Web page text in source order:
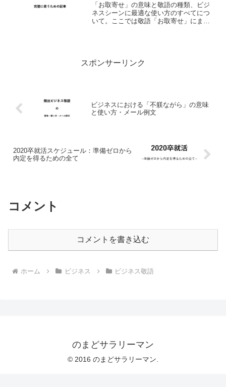
「お取寄せ」の意味と敬語の種類、ビジ
ネスシーンに最適な使い方のすべてにつ
いて。ここでは敬語「お取寄せ」にまつ
スポンサーリンク
ビジネスにおける「不躾ながら」の意味
と使い方・メール例文
2020卒就活スケジュール：準備ゼロから
内定を得るための全て
コメント
コメントを書き込む
ホーム ビジネス ビジネス敬語
のまどサラリーマン
© 2016 のまどサラリーマン.